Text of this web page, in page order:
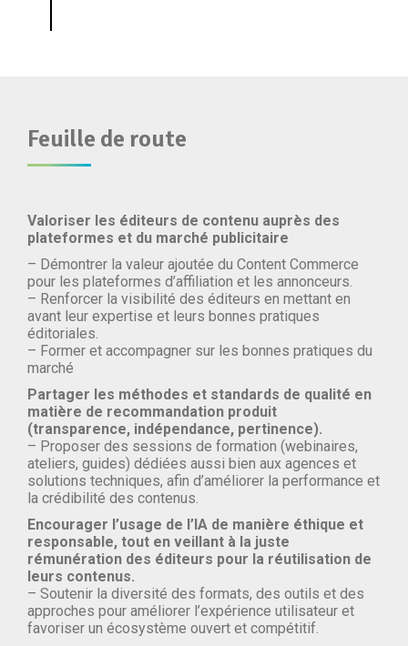
Feuille de route
Valoriser les éditeurs de contenu auprès des
plateformes et du marché publicitaire
– Démontrer la valeur ajoutée du Content Commerce
pour les plateformes d’affiliation et les annonceurs.
– Renforcer la visibilité des éditeurs en mettant en
avant leur expertise et leurs bonnes pratiques
éditoriales.
– Former et accompagner sur les bonnes pratiques du
marché
Partager les méthodes et standards de qualité en
matière de recommandation produit
(transparence, indépendance, pertinence).
– Proposer des sessions de formation (webinaires,
ateliers, guides) dédiées aussi bien aux agences et
solutions techniques, afin d’améliorer la performance et
la crédibilité des contenus.
Encourager l’usage de l’IA de manière éthique et
responsable, tout en veillant à la juste
rémunération des éditeurs pour la réutilisation de
leurs contenus.
– Soutenir la diversité des formats, des outils et des
approches pour améliorer l’expérience utilisateur et
favoriser un écosystème ouvert et compétitif.